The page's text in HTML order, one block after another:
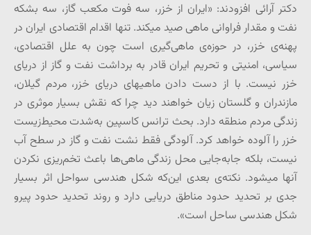
دکتر آرائی افزودند: «ایران از خزر، سه فوت مکعب گاز، سه بشکه
نفت و مقدار فراوانی ماهی صید می­کند. تنها اقدام اقتصادی ایران در
پهنه‌ی خزر، در حوزه‌ی ماهی‌گیری است چون به علل اقتصادی،
سیاسی، امنیتی و تحریم ایران قادر به برداشت نفت و گاز از دریای
خزر نیست. با از دست دادن ماهی­های دریای خزر، مردم گیلان،
مازندران و گلستان زیان خواهند دید چرا که نقش بسیار موثری در
زندگی مردم منطقه دارد. بحث ترانس کاسپین به‌شدت محیط‌زیست
خزر را آلوده خواهد کرد. آلودگی فقط نشت نفت و گاز در سطح آب
نیست، بلکه جابه‌جایی محل زندگی ماهی‌ها باعث تخم‌ریزی نکردن
آنها می­شود. نکته‌ی بعدی این‌‌‌‌‌‌که شکل هندسی سواحل اثر بسیار
جدی بر تحدید حدود مناطق دریایی دارد و روند تحدید حدود پیرو
شکل هندسی ساحل است».